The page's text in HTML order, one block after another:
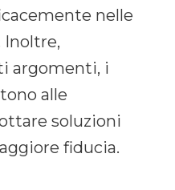
nelle
argomenti, i
alle
soluzioni
fiducia.